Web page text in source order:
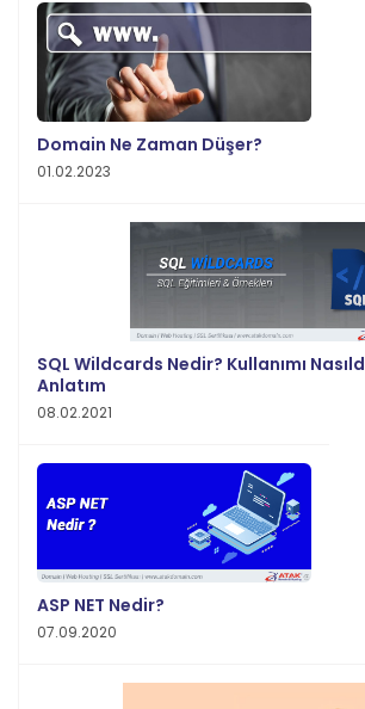
Domain Ne Zaman Düşer?
01.02.2023
SQL Wildcards Nedir? Kullanımı
Anlatım
08.02.2021
ASP NET Nedir?
07.09.2020